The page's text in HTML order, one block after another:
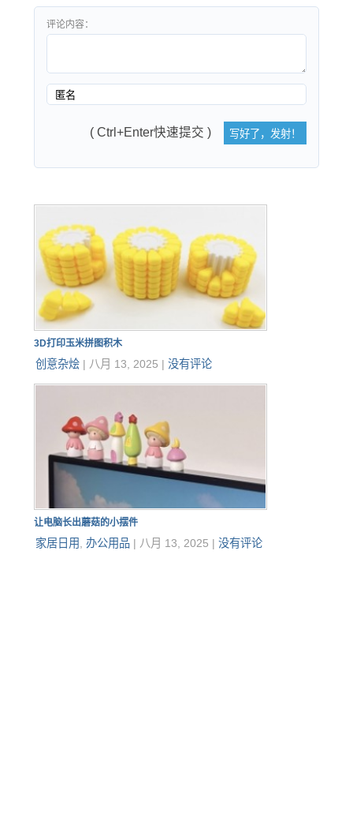
评论内容：
( Ctrl+Enter快速提交 )
3D打印玉米拼图积木
创意杂烩| 八月 13, 2025 | 没有评论
让电脑长出蘑菇的小摆件
家居日用 办公用品| 八月 13, 2025 | 没有评论